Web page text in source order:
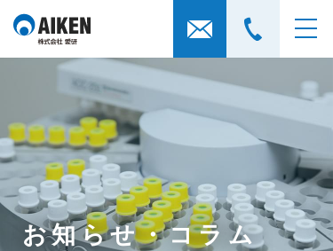
お知らせ・コラム